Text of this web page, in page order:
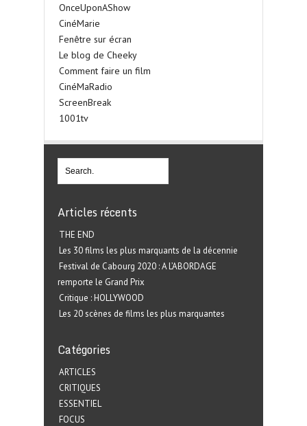
OnceUponAShow
CinéMarie
Fenêtre sur écran
Le blog de Cheeky
Comment faire un film
CinéMaRadio
ScreenBreak
1001tv
Articles récents
THE END
Les 30 films les plus marquants de la décennie
Festival de Cabourg 2020 : A L’ABORDAGE
remporte le Grand Prix
Critique : HOLLYWOOD
Les 20 scènes de films les plus marquantes
Catégories
ARTICLES
CRITIQUES
ESSENTIEL
FOCUS